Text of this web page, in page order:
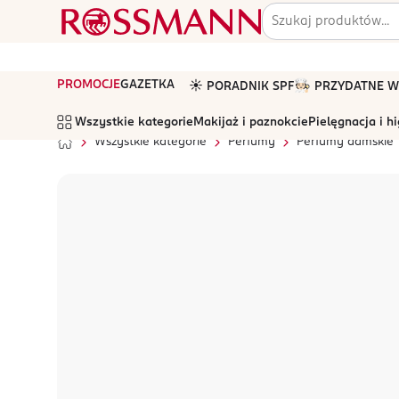
PROMOCJEGAZETKA ☀️ PORADNIK SPF🧑🏻‍🍳 PRZYDATNE
Wszystkie kategorie Makijaż i paznokcie Pielęgnacja i
Wszystkie kategorie
Perfumy Perfumy damskie